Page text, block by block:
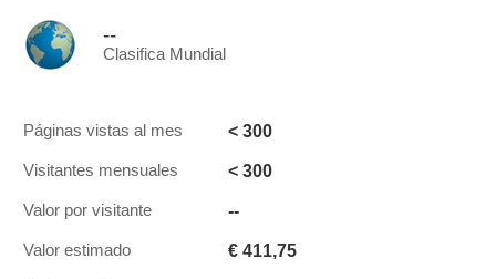
--
Clasifica Mundial
Páginas vistas al mes < 300
Visitantes mensuales < 300
Valor por visitante --
Valor estimado € 411,75